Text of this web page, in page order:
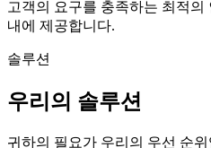
고객의 요구를 충족하는 최적
내에 제공합니다.
솔루션
우리의 솔루션
귀하의 필요가 우리의 우선 순